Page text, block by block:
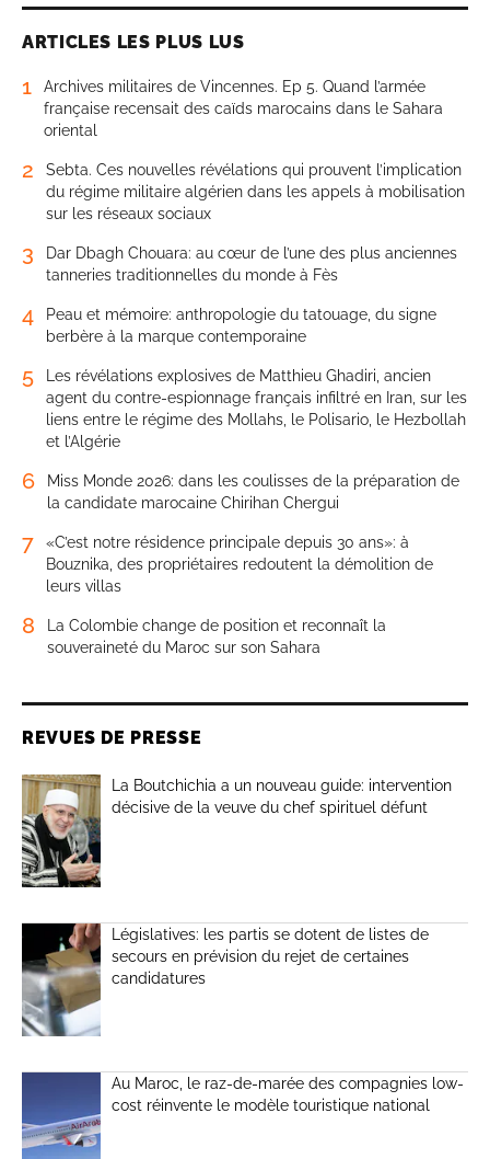
ARTICLES LES PLUS LUS
1
Archives militaires de Vincennes. Ep 5. Quand l’armée
française recensait des caïds marocains dans le Sahara
oriental
2
Sebta. Ces nouvelles révélations qui prouvent l’implication
du régime militaire algérien dans les appels à mobilisation
sur les réseaux sociaux
3
Dar Dbagh Chouara: au cœur de l’une des plus anciennes
tanneries traditionnelles du monde à Fès
4
Peau et mémoire: anthropologie du tatouage, du signe
berbère à la marque contemporaine
5
Les révélations explosives de Matthieu Ghadiri, ancien
agent du contre-espionnage français infiltré en Iran, sur les
liens entre le régime des Mollahs, le Polisario, le Hezbollah
et l’Algérie
6
Miss Monde 2026: dans les coulisses de la préparation de
la candidate marocaine Chirihan Chergui
7
«C’est notre résidence principale depuis 30 ans»: à
Bouznika, des propriétaires redoutent la démolition de
leurs villas
8
La Colombie change de position et reconnaît la
souveraineté du Maroc sur son Sahara
REVUES DE PRESSE
La Boutchichia a un nouveau guide: intervention
décisive de la veuve du chef spirituel défunt
Législatives: les partis se dotent de listes de
secours en prévision du rejet de certaines
candidatures
Au Maroc, le raz-de-marée des compagnies low-
cost réinvente le modèle touristique national